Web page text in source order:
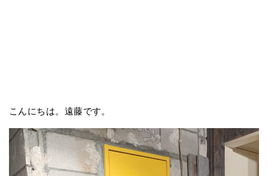
こんにちは。遠藤です。